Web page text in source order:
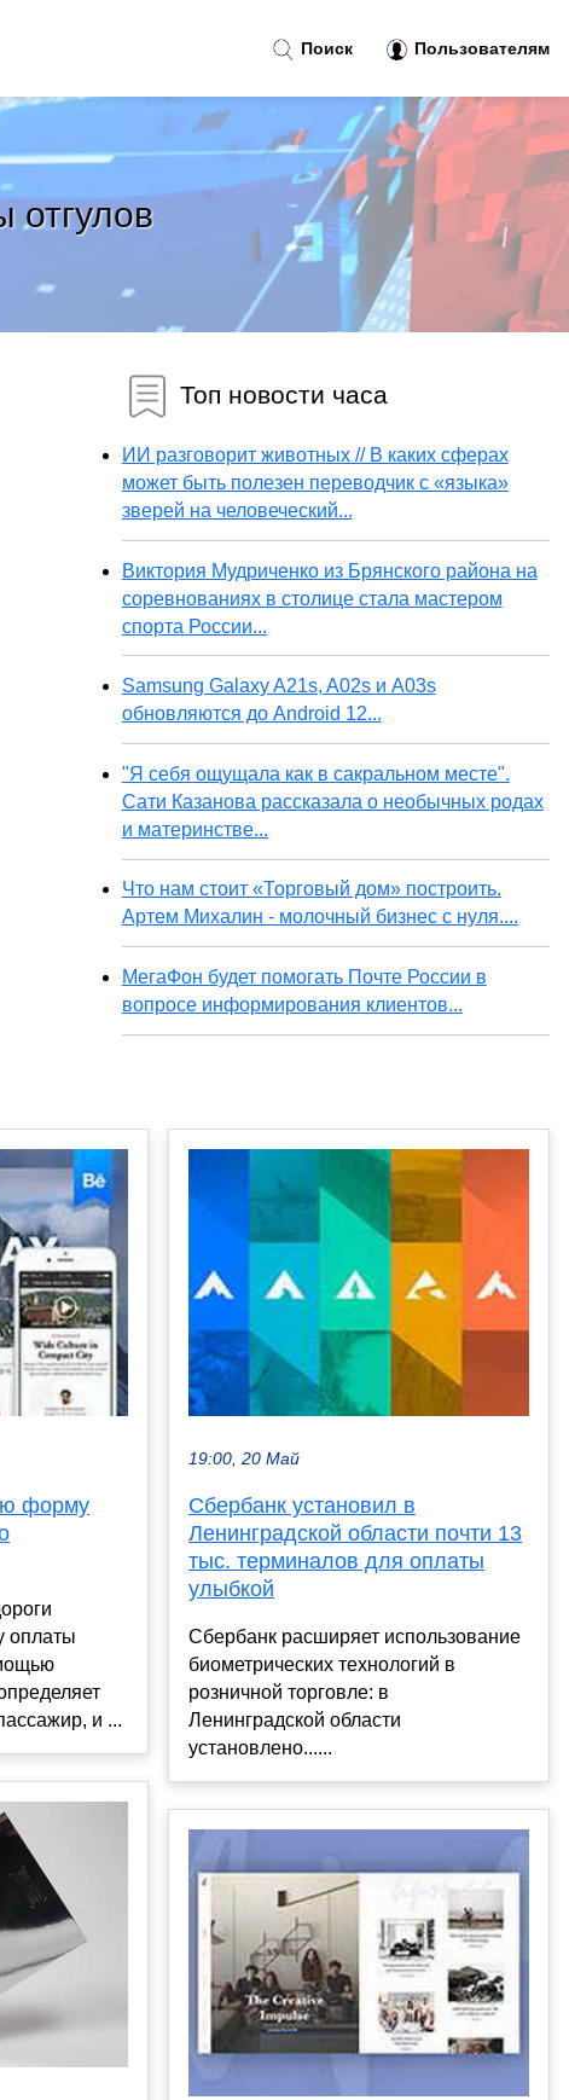
отгулов
Топ новости часа
ИИ разговорит животных // В каких сферах
может быть полезен переводчик с «языка»
зверей на человеческий...
Виктория Мудриченко из Брянского района на
соревнованиях в столице стала мастером
спорта России...
Samsung Galaxy A21s, A02s и A03s
обновляются до Android 12...
"Я себя ощущала как в сакральном месте".
Сати Казанова рассказала о необычных родах
и материнстве...
Что нам стоит «Торговый дом» построить.
Артем Михалин - молочный бизнес с нуля....
МегаФон будет помогать Почте России в
вопросе информирования клиентов...
форму
оплаты
и ...
19:00, 20 Май
Сбербанк установил в
Ленинградской области почти 13
тыс. терминалов для оплаты
улыбкой
Сбербанк расширяет использование
биометрических технологий в
розничной торговле: в
Ленинградской области
установлено......
Поиск Пользователям